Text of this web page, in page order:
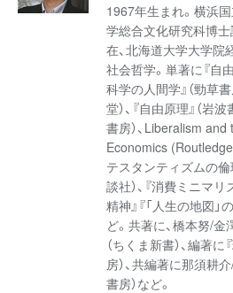
1967年生まれ。横浜
学総合文化研究科博士
在、北海道大学大学院
社会哲学。単著に『自由
科学の人間学』（勁草書
堂）、『自由原理』（岩
書房）、Liberalism
Economics
テスタンティズムの倫
談社）、『消費ミニマ
精神』『「人生の地図」
ど。共著に、橋本努/金
（ちくま新書）、編著に
房）、共編著に那須耕
書房）など。